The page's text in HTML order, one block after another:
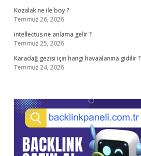
Kozalak ne ile boy ?
Temmuz 26, 2026
intellectus ne anlama gelir ?
Temmuz 25, 2026
Karadağ gezisi için hangi havaalanına gidilir ?
Temmuz 24, 2026